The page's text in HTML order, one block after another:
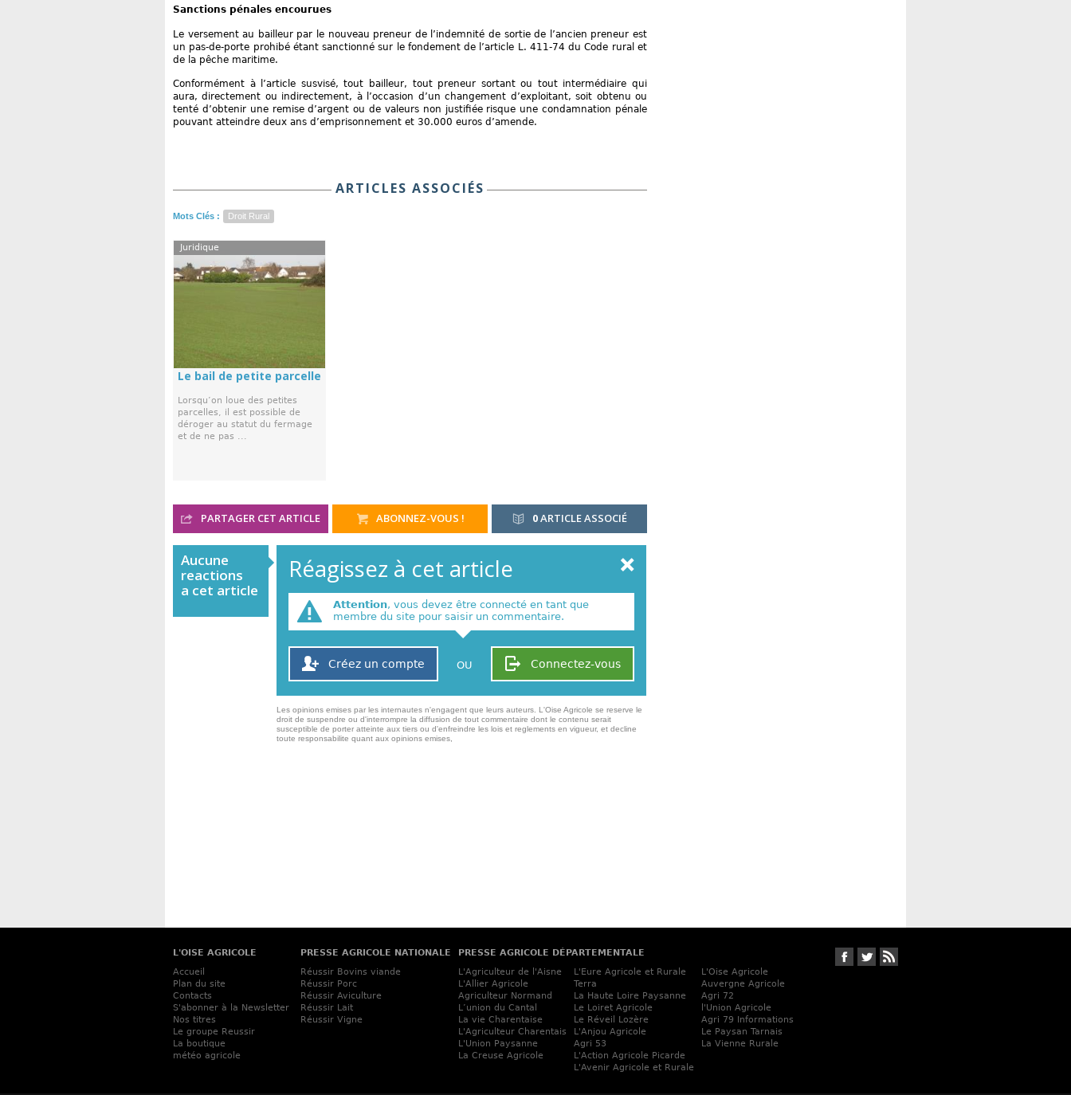
Sanctions pénales encourues
Le versement au bailleur par le nouveau preneur de l’indemnité de sortie de l’ancien preneur est
un pas-de-porte prohibé étant sanctionné sur le fondement de l’article L. 411-74 du Code rural et
de la pêche maritime.
Conformément à l’article susvisé, tout bailleur, tout preneur sortant ou tout intermédiaire qui
aura, directement ou indirectement, à l’occasion d’un changement d’exploitant, soit obtenu ou
tenté d’obtenir une remise d’argent ou de valeurs non justifiée risque une condamnation pénale
pouvant atteindre deux ans d’emprisonnement et 30.000 euros d’amende.
ARTICLES ASSOCIÉS
Mots Clés : Droit Rural
Juridique
Le bail de petite parcelle
Lorsqu’on loue des petites
parcelles, il est possible de
déroger au statut du fermage
et de ne pas ...
0ARTICLE ASSOCIÉ
PARTAGER CET ARTICLE ABONNEZ-VOUS !
Aucune
reactions
a cet article
Réagissez à cet article
Attention, vous devez être connecté en tant que
membre du site pour saisir un commentaire.
Connectez-vous
Créez un compte OU
Les opinions emises par les internautes n'engagent que leurs auteurs. L'Oise Agricole se reserve le
droit de suspendre ou d'interrompre la diffusion de tout commentaire dont le contenu serait
susceptible de porter atteinte aux tiers ou d'enfreindre les lois et reglements en vigueur, et decline
toute responsabilite quant aux opinions emises,
Suivez-nous sur Facebook
Suivez-nous sur Twitter
L'OISE AGRICOLE
Accueil
Plan du site
Contacts
S'abonner à la Newsletter
Nos titres
Le groupe Reussir
La boutique
météo agricole
PRESSE AGRICOLE NATIONALE
Réussir Bovins viande
Réussir Porc
Réussir Aviculture
Réussir Lait
Réussir Vigne
PRESSE AGRICOLE DÉPARTEMENTALE
L'Agriculteur de l'Aisne
L'Allier Agricole
Agriculteur Normand
L’union du Cantal
La vie Charentaise
L'Agriculteur Charentais
L'Union Paysanne
La Creuse Agricole
L'Eure Agricole et Rurale
Terra
La Haute Loire Paysanne
Le Loiret Agricole
Le Réveil Lozère
L'Anjou Agricole
Agri 53
L'Action Agricole Picarde
L'Avenir Agricole et Rurale
L'Oise Agricole
Auvergne Agricole
Agri 72
l'Union Agricole
Agri 79 Informations
Le Paysan Tarnais
La Vienne Rurale